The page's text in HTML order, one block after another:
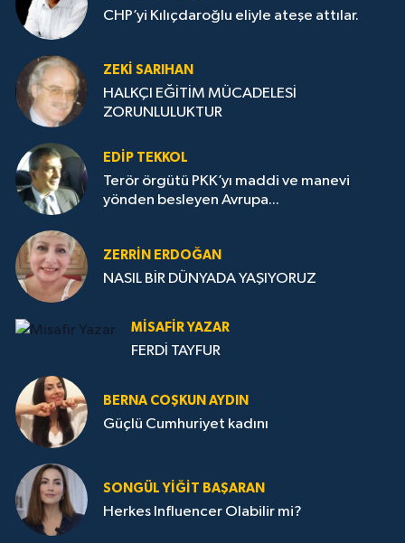
CHP’yi Kılıçdaroğlu eliyle ateşe attılar.
ZEKI SARIHAN
HALKÇI EĞİTİM MÜCADELESİ
ZORUNLULUKTUR
EDIP TEKKOL
Terör örgütü PKK’yı maddi ve manevi
yönden besleyen Avrupa...
ZERRIN ERDOĞAN
NASIL BİR DÜNYADA YAŞIYORUZ
MISAFIR YAZAR
FERDİ TAYFUR
BERNA COŞKUN AYDIN
Güçlü Cumhuriyet kadını
SONGÜL YIĞIT BAŞARAN
Herkes Influencer Olabilir mi?